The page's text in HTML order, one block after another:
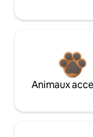
Animaux